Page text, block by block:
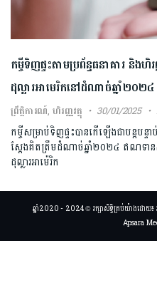
កម្ចីទិញផ្ទះ​តាម​ប្រព័ន្ធធនាគារ​ និ
ដុល្លារ​អាមេរិកនៅដំណាច់ឆ្នាំ២០២៤
ព្រឹត្តិការណ៍,ហិរញ្ញវត្ថុ 30/01/2025
កម្ចីសម្រាប់ទិញផ្ទះ​បានកើឡើង​ជា​បន្តបន្ទ
ស្ដែង​គិតត្រឹម​ដំណាច់​ឆ្នាំ២០២៤ ឥណទា
ដុល្លារអាម៉េរិក
ឆ្នាំ2020 - 2024 © រក្សាសិទ្ធិគ្រប់យ៉ាងដោយ៖
Apsara